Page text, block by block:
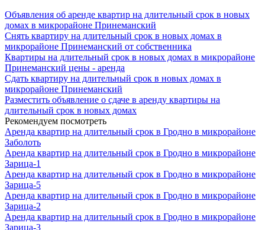
Объявления об аренде квартир на длительный срок в новых
домах в микрорайоне Принеманский
Снять квартиру на длительный срок в новых домах в
микрорайоне Принеманский от собственника
Квартиры на длительный срок в новых домах в микрорайоне
Принеманский цены - аренда
Сдать квартиру на длительный срок в новых домах в
микрорайоне Принеманский
Разместить объявление о сдаче в аренду квартиры на
длительный срок в новых домах
Рекомендуем посмотреть
Аренда квартир на длительный срок в Гродно в микрорайоне
Заболоть
Аренда квартир на длительный срок в Гродно в микрорайоне
Зарица-1
Аренда квартир на длительный срок в Гродно в микрорайоне
Зарица-5
Аренда квартир на длительный срок в Гродно в микрорайоне
Зарица-2
Аренда квартир на длительный срок в Гродно в микрорайоне
Зарица-3